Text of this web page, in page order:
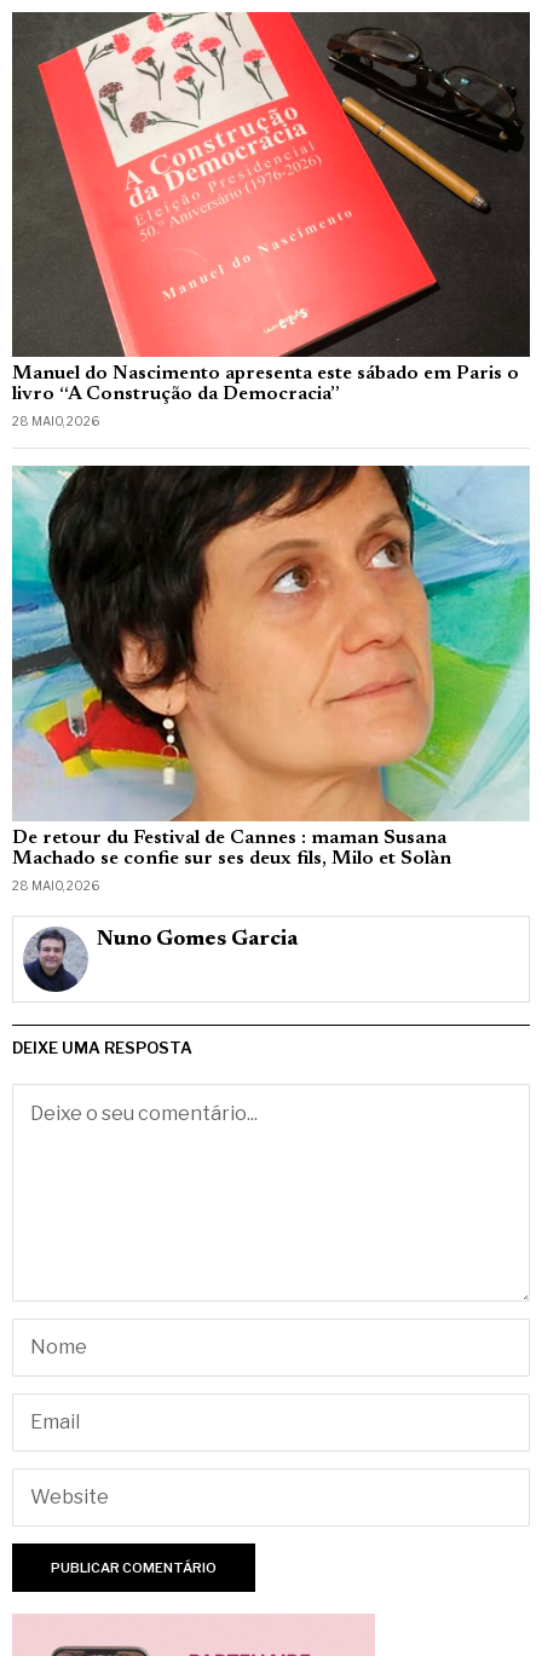
Manuel do Nascimento apresenta este sábado em Paris o
livro “A Construção da Democracia”
28 MAIO, 2026
De retour du Festival de Cannes : maman Susana
Machado se confie sur ses deux fils, Milo et Solàn
28 MAIO, 2026
Nuno Gomes Garcia
DEIXE UMA RESPOSTA